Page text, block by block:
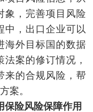
象，完善项目风险
中，出口企业可以
海外目标国的数据
案的修订情况，
来的合规风险，帮
案。
保险风险保障作用